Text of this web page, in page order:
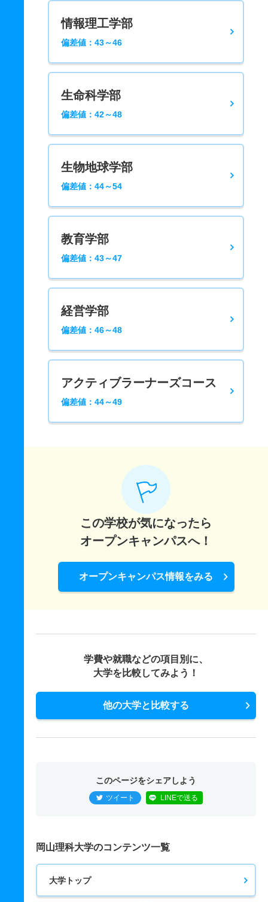
情報理工学部
偏差値：43～46
生命科学部
偏差値：42～48
生物地球学部
偏差値：44～54
教育学部
偏差値：43～47
経営学部
偏差値：46～48
アクティブラーナーズコース
偏差値：44～49
この学校が気になったら
オープンキャンパスへ！
オープンキャンパス情報をみる
学費や就職などの項目別に、
大学を比較してみよう！
他の大学と比較する
このページをシェアしよう
ツイート LINEで送る
岡山理科大学のコンテンツ一覧
大学トップ